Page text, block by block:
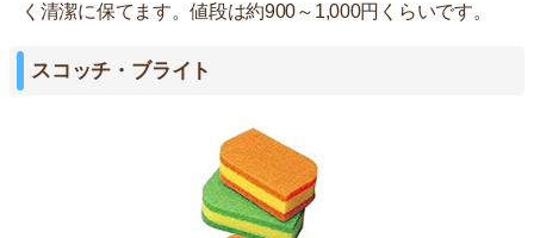
く清潔に保てます。値段は約900～1,000円くらいです。
スコッチ・ブライト